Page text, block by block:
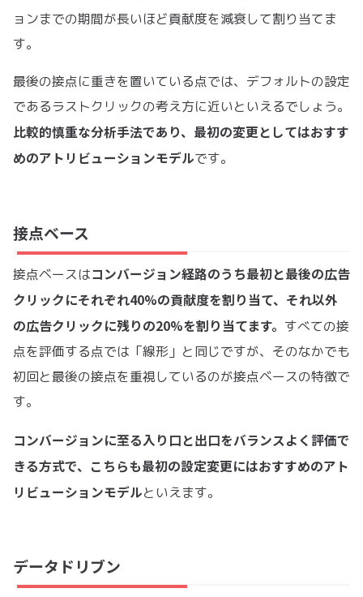
ョンまでの期間が長いほど貢献度を減衰して割り当てま
す。
最後の接点に重きを置いている点では、デフォルトの設定
であるラストクリックの考え方に近いといえるでしょう。
比較的慎重な分析手法であり、最初の変更としてはおすす
めのアトリビューションモデルです。
接点ベース
接点ベースはコンバージョン経路のうち最初と最後の広告
クリックにそれぞれ40%の貢献度を割り当て、それ以外
の広告クリックに残りの20%を割り当てます。 すべての接
点を評価する点では「線形」と同じですが、そのなかでも
初回と最後の接点を重視しているのが接点ベースの特徴で
す。
コンバージョンに至る入り口と出口をバランスよく評価で
きる方式で、こちらも最初の設定変更にはおすすめのアト
リビューションモデルといえます。
データドリブン